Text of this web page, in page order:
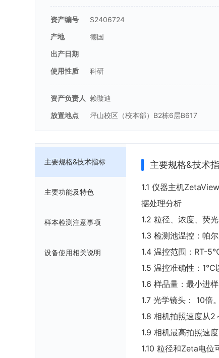
资产编号 S2406724
产地
德国
出产日期
使用性质
科研
资产负责人 赖璇迪
放置地点
坪山校区（校本部）B2栋6层B617
主要规格&技术指标
主要功能及特色
样本检测注意事项
设备使用相关说明
主要规格&技术
1.1 仪器主机
据处理分析
1.2 粒径、浓度、荧
1.3 检测池温控：帕
1.4 温控范围：RT-
1.5 温控准确性：1°C
1.6 样品量：最小进
1.7 光学镜头： 10倍
1.8 相机拍照速度从2
1.9 相机最高拍照速
1.10 粒径和Zeta电位